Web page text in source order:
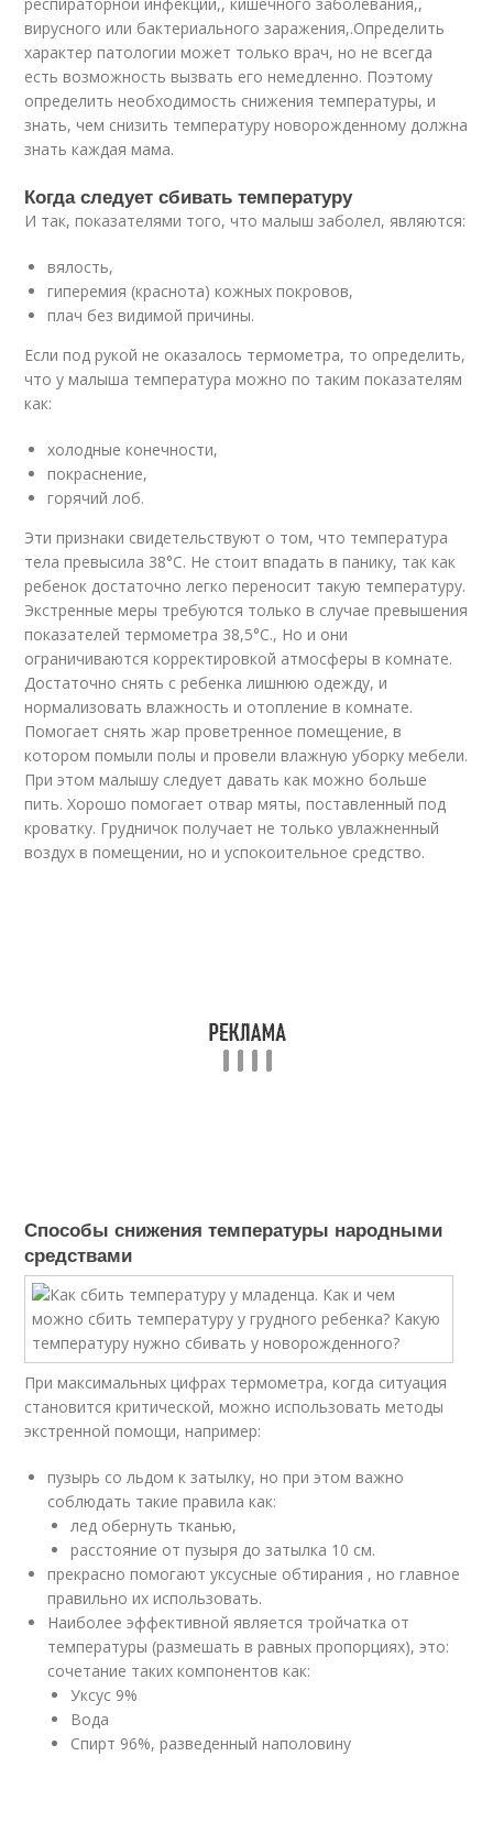
вирусного или бактериального заражения,.Определить
характер патологии может только врач, но не всегда
есть возможность вызвать его немедленно. Поэтому
определить необходимость снижения температуры, и
знать, чем снизить температуру новорожденному должна
знать каждая мама.
Когда следует сбивать температуру
И так, показателями того, что малыш заболел, являются:
вялость,
гиперемия (краснота) кожных покровов,
плач без видимой причины.
Если под рукой не оказалось термометра, то определить,
что у малыша температура можно по таким показателям
как:
холодные конечности,
покраснение,
горячий лоб.
Эти признаки свидетельствуют о том, что температура
тела превысила 38°С. Не стоит впадать в панику, так как
ребенок достаточно легко переносит такую температуру.
Экстренные меры требуются только в случае превышения
показателей термометра 38,5°С., Но и они
ограничиваются корректировкой атмосферы в комнате.
Достаточно снять с ребенка лишнюю одежду, и
нормализовать влажность и отопление в комнате.
Помогает снять жар проветренное помещение, в
котором помыли полы и провели влажную уборку мебели.
При этом малышу следует давать как можно больше
пить. Хорошо помогает отвар мяты, поставленный под
кроватку. Грудничок получает не только увлажненный
воздух в помещении, но и успокоительное средство.
Способы снижения температуры народными
средствами
При максимальных цифрах термометра, когда ситуация
становится критической, можно использовать методы
экстренной помощи, например:
пузырь со льдом к затылку, но при этом важно
соблюдать такие правила как:
лед обернуть тканью,
расстояние от пузыря до затылка 10 см.
прекрасно помогают уксусные обтирания , но главное
правильно их использовать.
Наиболее эффективной является тройчатка от
температуры (размешать в равных пропорциях), это:
сочетание таких компонентов как:
Уксус 9%
Вода
Спирт 96%, разведенный наполовину